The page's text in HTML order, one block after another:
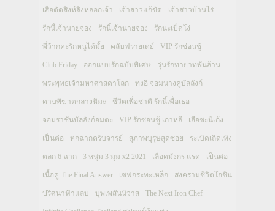
เสือตัดสิงห์ลิงหลอกเจ้า เจ้าสาวแก้ขัด เจ้าสาวบ้านไร่
รักนี้เจ้านายจอง รักนี้เจ้านายจอง รักนะเป็ดโง่
พี่ว้ากคะรักหนูได้มั้ย คลับฟรายเดย์ VIP รักซ่อนชู้
Club Friday ออกแบบรักฉบับพิเศษ วุ่นรักทายาทพันล้าน
พระพุทธเจ้ามหาศาสดาโลก ทงอี จอมนางคู่บัลลังก์
ดาบพิฆาตกลางหิมะ ชีวิตเพื่อชาติ รักนี้เพื่อเธอ
จอมราชันบัลลังก์อมตะ VIP รักซ่อนชู้ เกาหลี เสือชะนีเก้ง
เป็นต่อ หกฉากครับจารย์ สุภาพบุรุษสุดซอย ระเบิดเถิดเทิง
ตลก 6 ฉาก 3 หนุ่ม 3 มุม x2 2021 เลือดมังกร แรด เป็นต่อ
เนื้อคู่ The Final Answer เชฟกระทะเหล็ก สงครามชีวิตโอชิน
ปริศนาฟ้าแลบ บุพเพสันนิวาส The Next Iron Chef